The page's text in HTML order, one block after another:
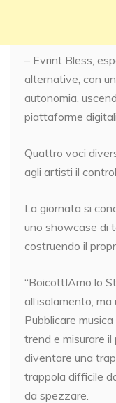
– Evrint Bless,
alternative, con
autonomia,
piattaforme digitali
Quattro voci
agli artisti il
La giornata si
uno showcase di
costruendo il
“BoicottIAmo lo
all’isolamento,
Pubblicare
trend e misurare
diventare una
trappola difficile
da spezzare.